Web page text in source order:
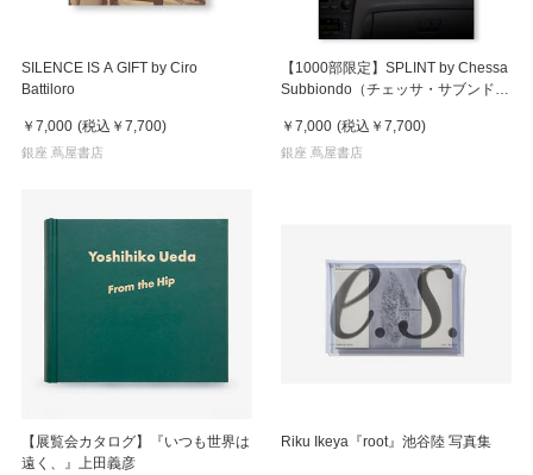
SILENCE IS A GIFT by Ciro
Battiloro
￥7,000 (税込 ￥7,700)
銀座 蔦屋書店
【1000部限定】SPLINT by Chessa
Subbiondo（チェッサ・サブンド）
￥7,000 (税込 ￥7,700)
銀座 蔦屋書店
【展覧会カタログ】『いつも世界は
遠く、』上田義彦
Riku Ikeya『root』池谷陸 写真集